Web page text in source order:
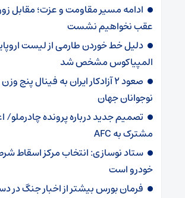
ادامه مسیر مقاومت و عزت؛ مقابل
عقب نخواهیم نشست
دلیل خط خوردن طارمی از لیست
المپیاکوس مشخص شد
صعود ۲ آزادکار ایران به فینال پنج
نوجوانان جهان
تصمیم جدید درباره پرونده چادرملو/
مشترک به AFC
ستاد نوسازی: انتخاب مرکز اسقاط
خودرو است
فرمان بورس بیشتر از اخبار جنگ در